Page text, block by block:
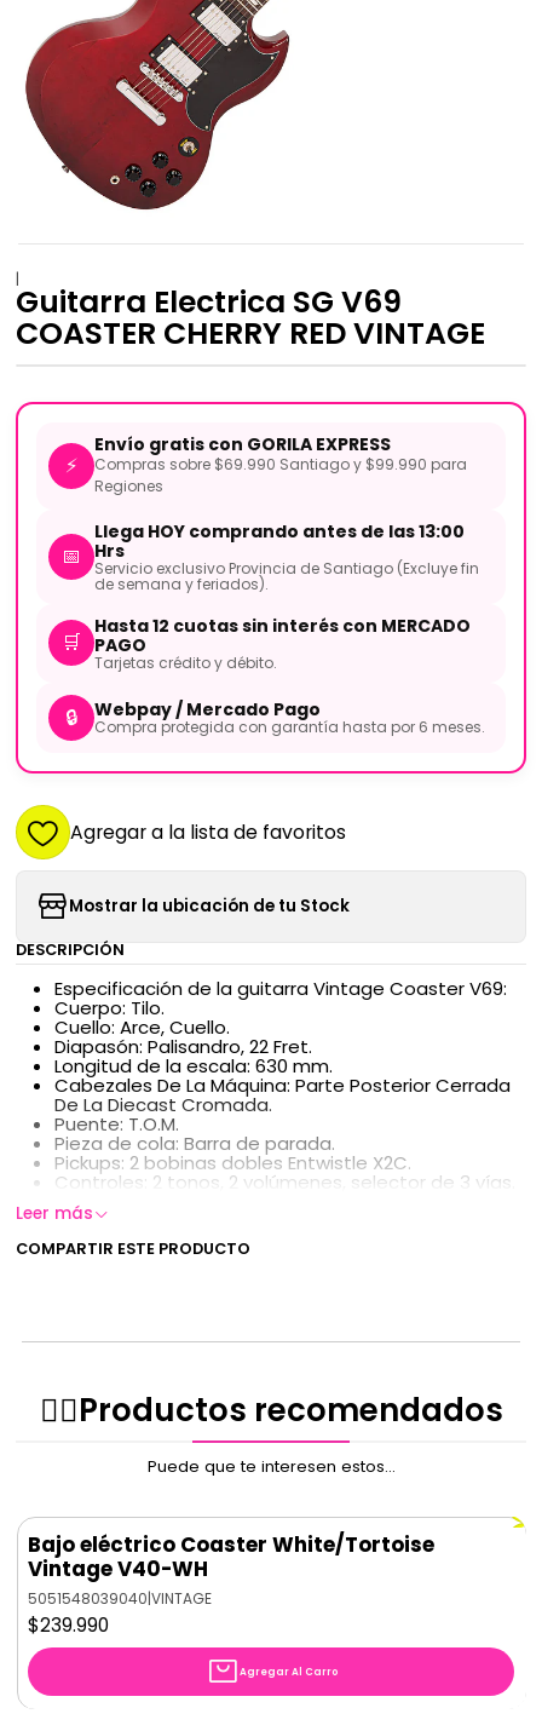
|
Guitarra Electrica SG V69
COASTER CHERRY RED VINTAGE
⚡
Envío gratis con GORILA EXPRESS
Compras sobre $69.990 Santiago y $99.990 para
Regiones
📅
Llega HOY comprando antes de las 13:00
Hrs
Servicio exclusivo Provincia de Santiago (Excluye fin
de semana y feriados).
🛒
Hasta 12 cuotas sin interés con MERCADO
PAGO
Tarjetas crédito y débito.
🔒 Webpay / Mercado Pago
Compra protegida con garantía hasta por 6 meses.
Agregar a la lista de favoritos
Mostrar la ubicación de tu Stock
DESCRIPCIÓN
Especificación de la guitarra Vintage Coaster V69:
Cuerpo: Tilo.
Cuello: Arce, Cuello.
Diapasón: Palisandro, 22 Fret.
Longitud de la escala: 630 mm.
Cabezales De La Máquina: Parte Posterior Cerrada
De La Diecast Cromada.
Puente: T.O.M.
Pieza de cola: Barra de parada.
Pickups: 2 bobinas dobles Entwistle X2C.
Controles: 2 tonos, 2 volúmenes, selector de 3 vías.
Leer más
COMPARTIR ESTE PRODUCTO
✌🏻️Productos recomendados
Puede que te interesen estos...
Bajo eléctrico Coaster White/Tortoise
Vintage V40-WH
5051548039040|VINTAGE
$239.990
Agregar Al Carro